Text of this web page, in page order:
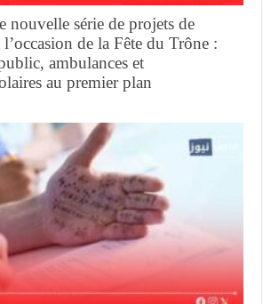
nouvelle série de projets de
de la Fête du Trône :
ambulances et
au premier plan